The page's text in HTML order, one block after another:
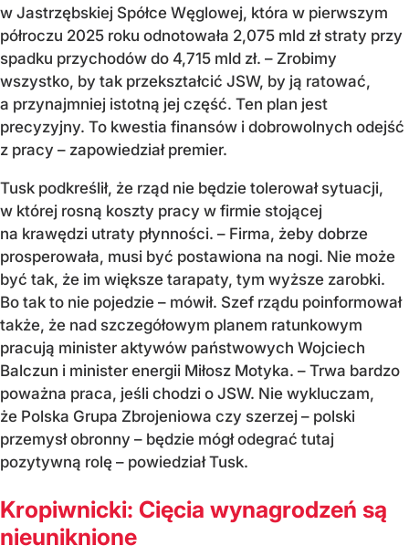
w Jastrzębskiej Spółce Węglowej, która w pierwszym
półroczu 2025 roku odnotowała 2,075 mld zł straty przy
spadku przychodów do 4,715 mld zł. – Zrobimy
wszystko, by tak przekształcić JSW, by ją ratować,
a przynajmniej istotną jej część. Ten plan jest
precyzyjny. To kwestia finansów i dobrowolnych odejść
z pracy – zapowiedział premier.
Tusk podkreślił, że rząd nie będzie tolerował sytuacji,
w której rosną koszty pracy w firmie stojącej
na krawędzi utraty płynności. – Firma, żeby dobrze
prosperowała, musi być postawiona na nogi. Nie może
być tak, że im większe tarapaty, tym wyższe zarobki.
Bo tak to nie pojedzie – mówił. Szef rządu poinformował
także, że nad szczegółowym planem ratunkowym
pracują minister aktywów państwowych Wojciech
Balczun i minister energii Miłosz Motyka. – Trwa bardzo
poważna praca, jeśli chodzi o JSW. Nie wykluczam,
że Polska Grupa Zbrojeniowa czy szerzej – polski
przemysł obronny – będzie mógł odegrać tutaj
pozytywną rolę – powiedział Tusk.
Kropiwnicki: Cięcia wynagrodzeń są
nieuniknione